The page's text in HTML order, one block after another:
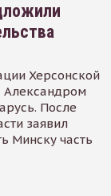
Херсонской
Александром
После
заявил
Минску часть